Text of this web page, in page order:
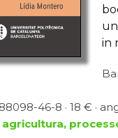
in
46-8 · 18 € ·